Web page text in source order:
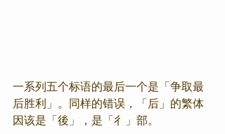
一系列五个标语的最后一个是「争取最
后胜利」。同样的错误，「后」的繁体
因该是「後」，是「彳」部。